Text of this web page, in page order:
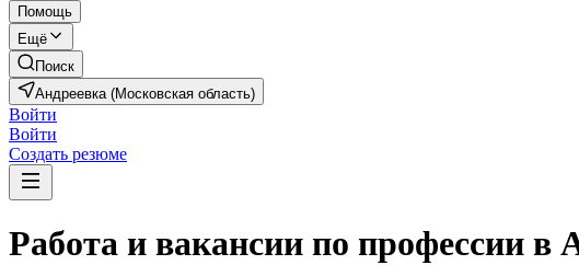
Помощь
Ещё
Поиск
Андреевка (Московская область)
Войти
Войти
Создать резюме
Работа и вакансии по профессии в